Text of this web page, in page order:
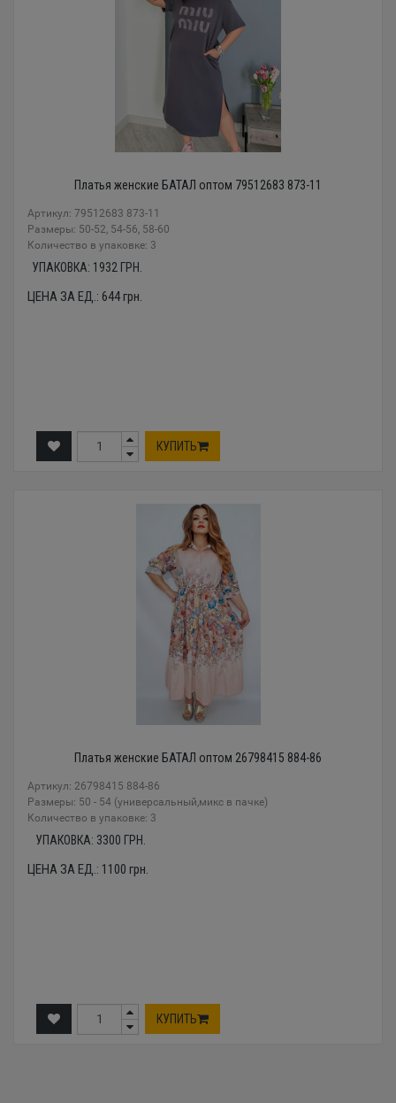
Платья женские БАТАЛ оптом 79512683 873-11
Артикул: 79512683 873-11
Размеры: 50-52, 54-56, 58-60
Количество в упаковке: 3
УПАКОВКА: 1932 ГРН.
ЦЕНА ЗА ЕД.: 644грн.
КУПИТЬ
Платья женские БАТАЛ оптом 26798415 884-86
Артикул: 26798415 884-86
Размеры: 50 - 54 (универсальный,микс в пачке)
Количество в упаковке: 3
УПАКОВКА: 3300 ГРН.
ЦЕНА ЗА ЕД.: 1100 грн.
КУПИТЬ